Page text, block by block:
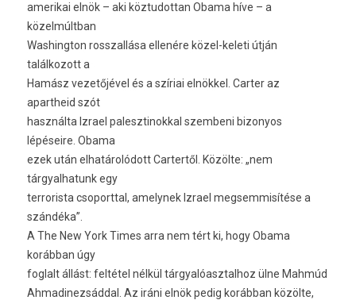
amerikai elnök – aki köztudottan Obama híve – a
közelmúltban
Washington rosszallása ellenére közel-keleti útján
találkozott a
Hamász vezetőjével és a szíriai elnökkel. Carter az
apartheid szót
használta Izrael palesztinokkal szembeni bizonyos
lépéseire. Obama
ezek után elhatárolódott Cartertől. Közölte: „nem
tárgyalhatunk egy
terrorista csoporttal, amelynek Izrael megsemmisítése a
szándéka”.
A The New York Times arra nem tért ki, hogy Obama
korábban úgy
foglalt állást: feltétel nélkül tárgyalóasztalhoz ülne Mahmúd
Ahmadinezsáddal. Az iráni elnök pedig korábban közölte,